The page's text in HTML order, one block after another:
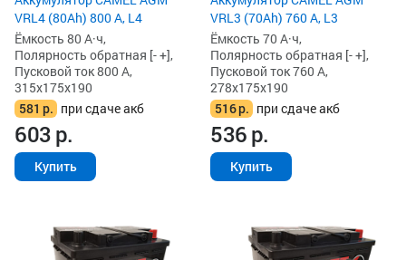
VRL4 (80Ah) 800 А, L4
Ёмкость 80 А·ч,
Полярность обратная [- +],
Пусковой ток 800 А,
315x175x190
581 р. при сдаче акб
603р.
Купить
VRL3 (70Ah) 760 А, L3
Ёмкость 70 А·ч,
Полярность обратная [- +],
Пусковой ток 760 А,
278x175x190
516р. при сдаче акб
536р.
Купить